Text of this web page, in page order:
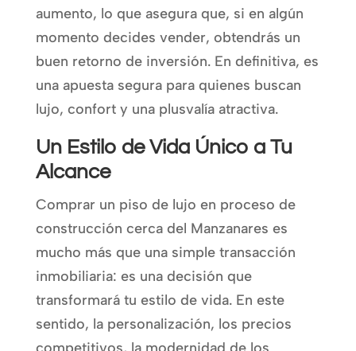
aumento, lo que asegura que, si en algún
momento decides vender, obtendrás un
buen retorno de inversión. En definitiva, es
una apuesta segura para quienes buscan
lujo, confort y una plusvalía atractiva.
Un Estilo de Vida Único a Tu
Alcance
Comprar un piso de lujo en proceso de
construcción cerca del Manzanares es
mucho más que una simple transacción
inmobiliaria: es una decisión que
transformará tu estilo de vida. En este
sentido, la personalización, los precios